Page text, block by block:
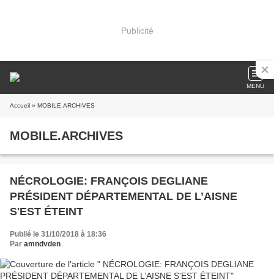
Publicité
MENU
Accueil » MOBILE.ARCHIVES
MOBILE.ARCHIVES
NÉCROLOGIE: FRANÇOIS DEGLIANE
PRÉSIDENT DÉPARTEMENTAL DE L’AISNE
S'EST ÉTEINT
Publié le 31/10/2018 à 18:36
Par amndvden